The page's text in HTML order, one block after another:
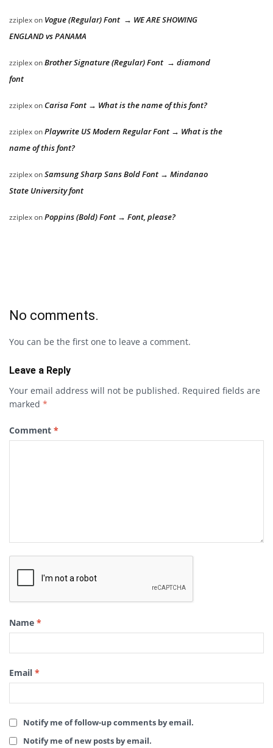
zziplexon Vogue (Regular) Font → WE ARE SHOWING
ENGLAND vs PANAMA
zziplexonBrother Signature (Regular) Font → diamond
font
zziplexon Carisa Font → What is the name of this font?
zziplexonPlaywrite US Modern Regular Font → What is the
name of this font?
zziplexonSamsung Sharp Sans Bold Font → Mindanao
State University font
zziplexonPoppins (Bold) Font → Font, please?
No comments.
You can be the first one to leave a comment.
Leave a Reply
Your email address will not be published. Required fields are
marked *
Comment *
Name *
Email *
Notify me of follow-up comments by email.
Notify me of new posts by email.